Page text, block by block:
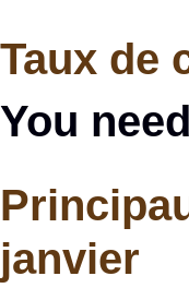
Taux de
You
janvier